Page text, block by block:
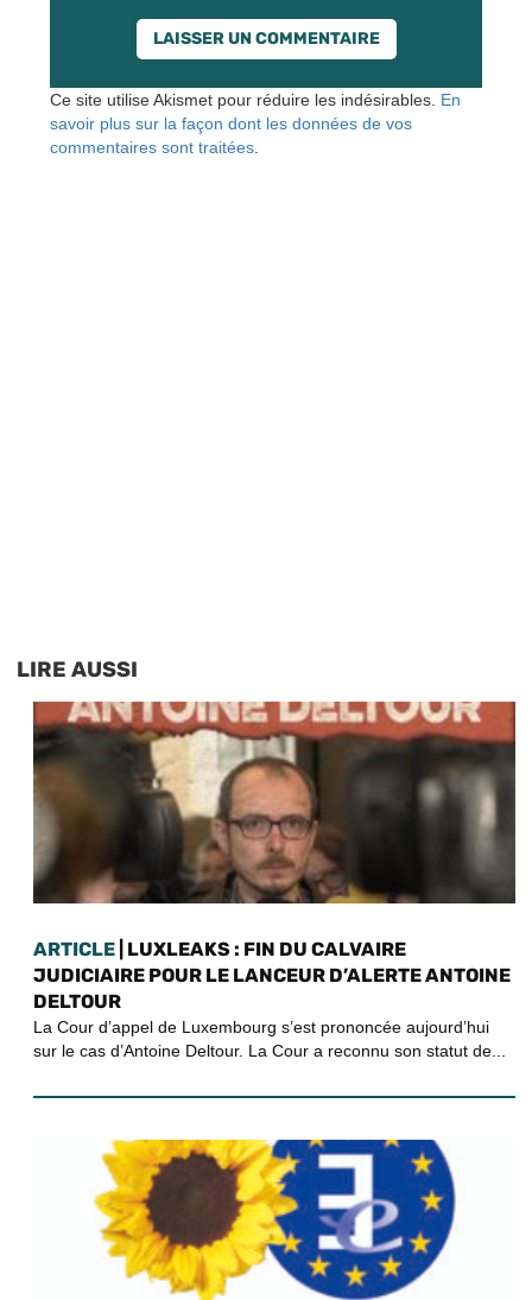
Ce site utilise Akismet pour réduire les indésirables. En
savoir plus sur la façon dont les données de vos
commentaires sont traitées
LIRE AUSSI
ARTICLE | LUXLEAKS : FIN DU CALVAIRE
JUDICIAIRE POUR LE LANCEUR D’ALERTE ANTOINE
DELTOUR
La Cour d’appel de Luxembourg s’est prononcée aujourd’hui
sur le cas d’Antoine Deltour. La Cour a reconnu son statut de...